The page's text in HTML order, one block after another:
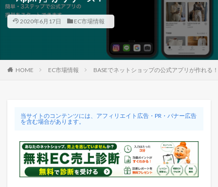
2020年6月17日 EC市場情報
HOME EC市場情報 BASEでネットショップの公式アプリが作れる
当サイトのコンテンツには、アフィリエイト広告・PR・バナー広告
を含む場合があります。